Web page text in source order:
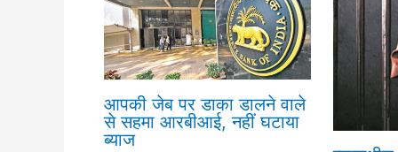
आपकी जेब पर डाका डालने वाले
से सहमा आरबीआई, नहीं घटाया
ब्याज